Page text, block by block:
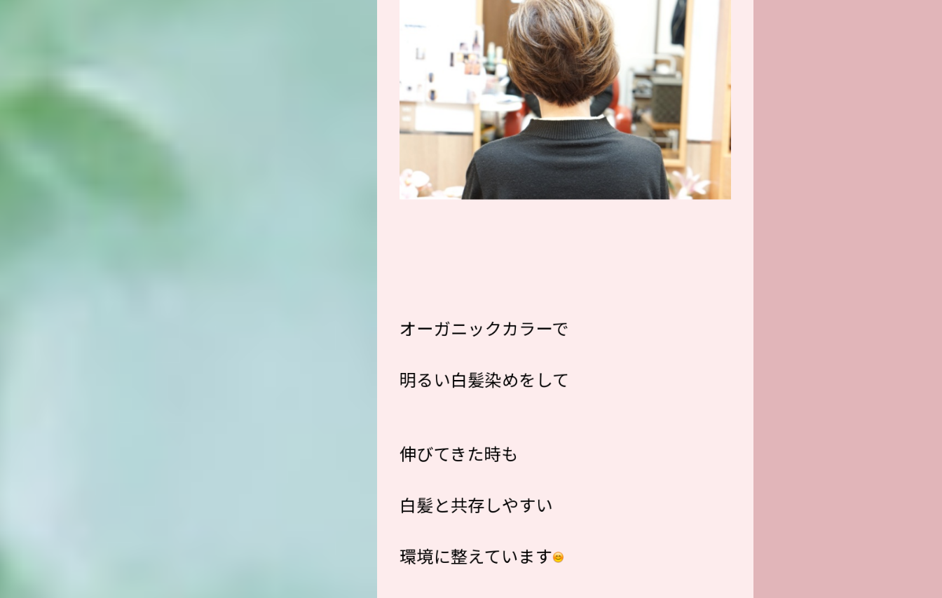
オーガニックカラーで
明るい白髪染めをして
伸びてきた時も
白髪と共存しやすい
環境に整えています